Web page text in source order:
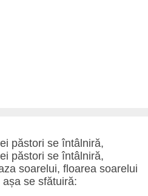
păstori se întâlniră,
păstori se întâlniră,
soarelui, floarea soarelui
așa se sfătuiră: